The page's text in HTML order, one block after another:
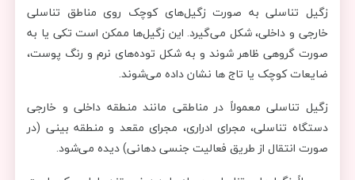
زگیل تناسلی به صورت زگیل‌های کوچک روی مناطق تناسلی
خارجی و داخلی، شکل می‌گیرد. این زگیل‌ها ممکن است تکی یا به
صورت گروهی ظاهر شوند و به شکل توده‌های نرم و رنگ پوست،
ضایعات کوچک یا تاج ها نشان داده می‌شوند.
زگیل تناسلی معمولاً در مناطقی مانند منطقه داخلی و خارجی
دستگاه تناسلی، مجرای ادراری، مجرای مقعد و منطقه بینی (در
صورت انتقال از طریق فعالیت جنسی دهانی) دیده می‌شود.